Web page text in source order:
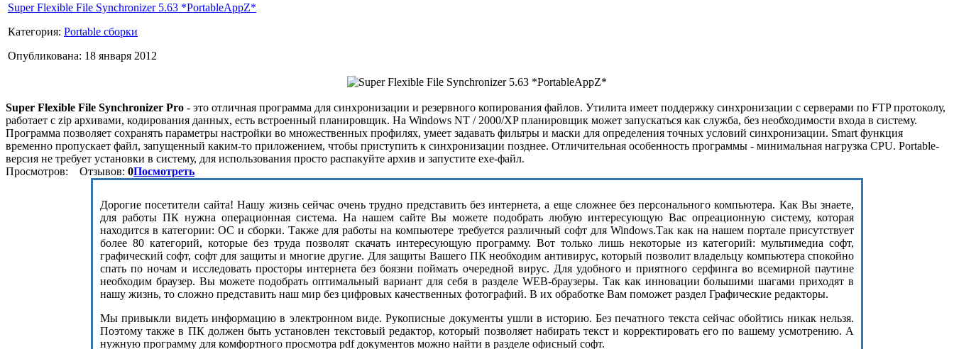
Super Flexible File Synchronizer 5.63 *PortableAppZ*
Категория: Portable сборки
Опубликована: 18 января 2012
Super Flexible File Synchronizer Pro - это отличная программа для синхронизации и резервного копирования файлов. Утилита имеет поддержку синхронизации с серверами по FTP протоколу,
работает с zip архивами, кодирования данных, есть встроенный планировщик. На Windows NT / 2000/XP планировщик может запускаться как служба, без необходимости входа в систему.
Программа позволяет сохранять параметры настройки во множественных профилях, умеет задавать фильтры и маски для определения точных условий синхронизации. Smart функция
временно пропускает файл, запущенный каким-то приложением, чтобы приступить к синхронизации позднее. Отличительная особенность программы - минимальная нагрузка CPU. Portable-
версия не требует установки в систему, для использования просто распакуйте архив и запустите exe-файл.
Просмотров:
Отзывов: 0Посмотреть
Дорогие посетители сайта! Нашу жизнь сейчас очень трудно представить без интернета, а еще сложнее без персонального компьютера. Как Вы знаете,
для работы ПК нужна операционная система. На нашем сайте Вы можете подобрать любую интересующую Вас опреационную систему, которая
находится в категории: ОС и сборки. Также для работы на компьютере требуется различный софт для Windows.Так как на нашем портале присутствует
более 80 категорий, которые без труда позволят скачать интересующую программу. Вот только лишь некоторые из категорий: мультимедиа софт,
графический софт, софт для защиты и многие другие. Для защиты Вашего ПК необходим антивирус, который позволит владельцу компьютера спокойно
спать по ночам и исследовать просторы интернета без боязни поймать очередной вирус. Для удобного и приятного серфинга во всемирной паутине
необходим браузер. Вы можете подобрать оптимальный вариант для себя в разделе WEB-браузеры. Так как инновации большими шагами приходят в
нашу жизнь, то сложно представить наш мир без цифровых качественных фотографий. В их обработке Вам поможет раздел Графические редакторы.
Мы привыкли видеть информацию в электронном виде. Рукописные документы ушли в историю. Без печатного текста сейчас обойтись никак нельзя.
Поэтому также в ПК должен быть установлен текстовый редактор, который позволяет набирать текст и корректировать его по вашему усмотрению. А
нужную программу для комфортного просмотра pdf документов можно найти в разделе офисный софт.